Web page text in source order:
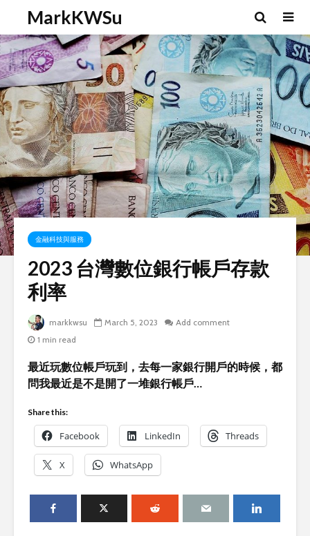
MarkKWSu
金融科技與服務
2023 台灣數位銀行帳戶存款
利率
markkwsu March 5, 2023
Add comment
1 min read
最近玩數位帳戶玩到，去每一家銀行開戶的時候，都
問我最近是不是開了一堆銀行帳戶…
Share this:
Facebook LinkedIn Threads
X WhatsApp